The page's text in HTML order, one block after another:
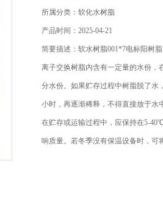
所属分类：软化水树脂
产品时间：2025-04-21
简要描述：软水树脂001*7电标阳树脂
离子交换树脂内含有一定量的水份，
分水份。如果贮存过程中树脂脱了水
小时，再逐渐稀释，不得直接放于水
在贮存或运输过程中，应保持在5-
响质量。若冬季没有保温设备时，可